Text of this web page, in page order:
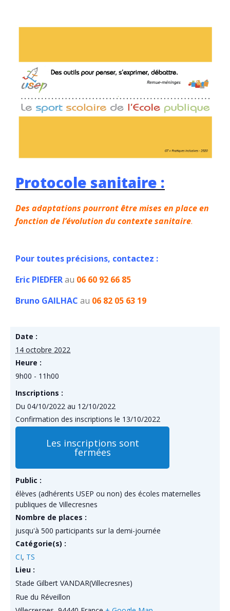
Protocole sanitaire :
Des adaptations pourront être mises en place en
fonction de l’évolution du contexte sanitaire.
Pour toutes précisions, contactez :
Eric PIEDFERau 06 60 92 66 85
Bruno GAILHAC au 06 82 05 63 19
Date :
14 octobre 2022
Heure :
9h00 - 11h00
Inscriptions :
Du 04/10/2022 au 12/10/2022
Confirmation des inscriptions le 13/10/2022
Les inscriptions sont
fermées
Public :
élèves (adhérents USEP ou non) des écoles maternelles
publiques de Villecresnes
Nombre de places :
jusqu'à 500 participants sur la demi-journée
Catégorie(s) :
CI, TS
Lieu :
Stade Gilbert VANDAR(Villecresnes)
Rue du Réveillon